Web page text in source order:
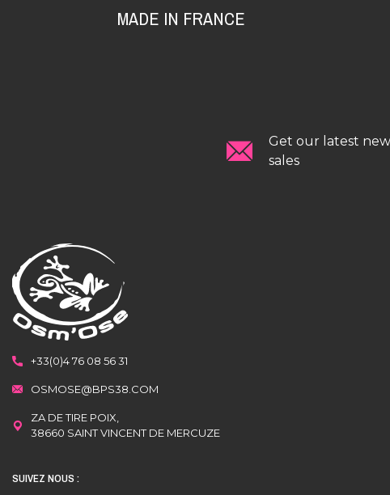
MADE IN FRANCE
Get our latest
sales
+33(0)4 76 08 56 31
OSMOSE@BPS38.COM
ZA DE TIRE POIX,
38660 SAINT VINCENT DE MERCUZE
SUIVEZ NOUS :